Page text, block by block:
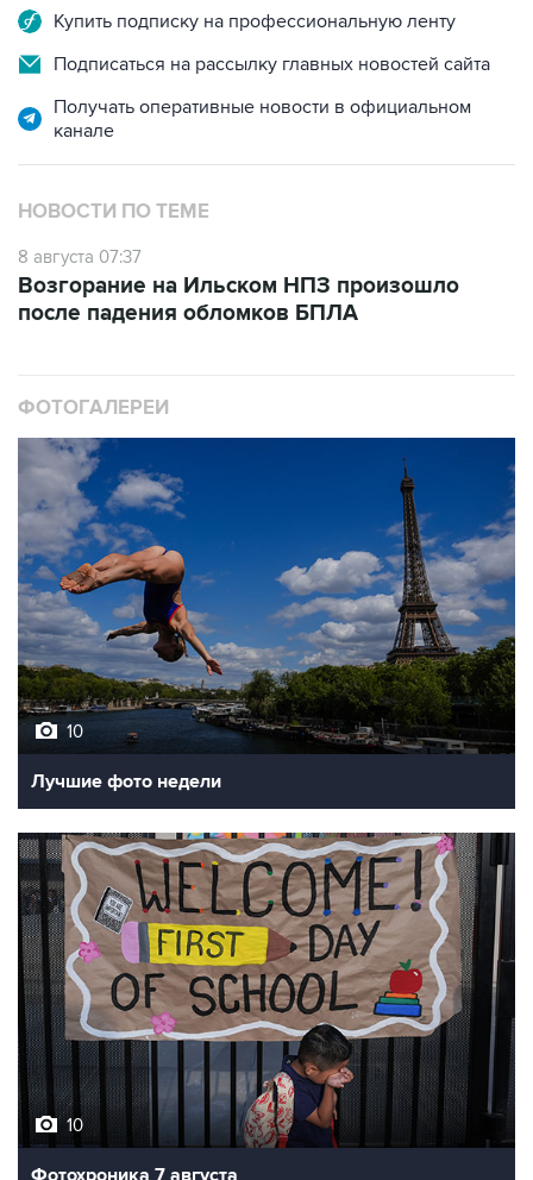
Купить подписку на профессиональную ленту
Подписаться на рассылку главных новостей сайта
Получать оперативные новости в официальном
канале
НОВОСТИ ПО ТЕМЕ
8 августа 07:37
Возгорание на Ильском НПЗ произошло
после падения обломков БПЛА
ФОТОГАЛЕРЕИ
10
Лучшие фото недели
10